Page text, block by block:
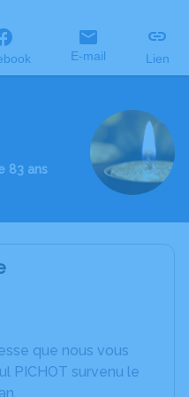
E-mail Lien
83 ans
que nous vous
PICHOT survenu le